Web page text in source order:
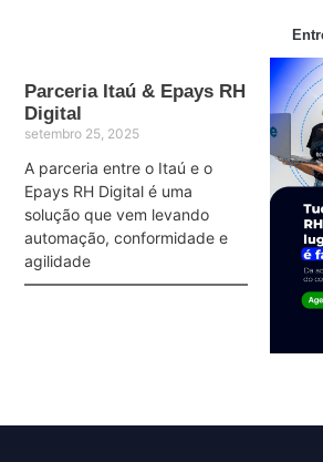
Parceria Itaú & Epays RH
Digital
setembro 25, 2025
A parceria entre o Itaú e o
Epays RH Digital é uma
solução que vem levando
automação, conformidade e
agilidade